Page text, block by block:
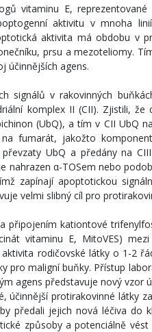
vitaminu E, reprezentované
aktivitu v mnoha
aktivita má obdobu v
prsu a mezoteliomy.
účinnějších agens.
signálů v rakovinných
komplex II (CII). Zjistili, že
(UbQ), a tím v CII UbQ
fumarát, jakožto
UbQ a předány na
nahrazen α-TOSem nebo
zapínají apoptotickou
velmi slibný cíl pro
připojením kationtové
vitaminu E, MitoVES)
rodičovské látky o 1-2
pro maligní buňky. Přístup
agens představuje nový vzor
účinnější protirakovinné látky
předali jejich nová léčiva do
způsoby a potenciálně vést